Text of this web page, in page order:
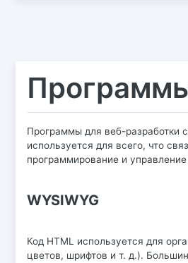
Программы для веб-разработки
используется для всего, что
программирование и
WYSIWYG
Код HTML используется для
цветов, шрифтов и т. д.).